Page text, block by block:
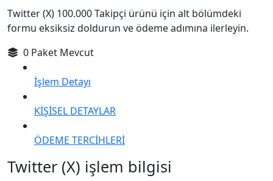
Twitter (X) 100.000 Takipçi ürünü için alt bölümdeki
formu eksiksiz doldurun ve ödeme adımına ilerleyin.
0 Paket Mevcut
İşlem Detayı
KİŞİSEL DETAYLAR
ÖDEME TERCİHLERİ
Twitter (X) işlem bilgisi